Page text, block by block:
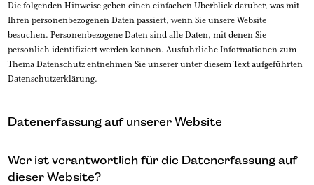
Die folgenden Hinweise geben einen einfachen Überblick darüber, was mit
Ihren personenbezogenen Daten passiert, wenn Sie unsere Website
besuchen. Personenbezogene Daten sind alle Daten, mit denen Sie
persönlich identifiziert werden können. Ausführliche Informationen zum
Thema Datenschutz entnehmen Sie unserer unter diesem Text aufgeführten
Datenschutzerklärung.
Datenerfassung auf unserer Website
Wer ist verantwortlich für die Datenerfassung auf
dieser Website?